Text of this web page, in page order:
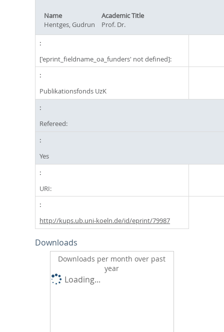
Name
Academic Title
Hentges, Gudrun
Prof. Dr.
['eprint_fieldname_oa_funders' not defined]:
Publikationsfonds UzK
Refereed:
Yes
URI:
http://kups.ub.uni-koeln.de/id/eprint/79987
Downloads
Downloads per month over past
year
Loading...